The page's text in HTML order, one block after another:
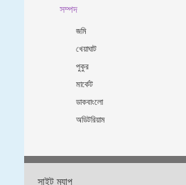
সম্পদ
জমি
খেয়াঘাট
পুকুর
মার্কেট
ডাকবাংলো
অডিটরিয়াম
সাইট ম্যাপ